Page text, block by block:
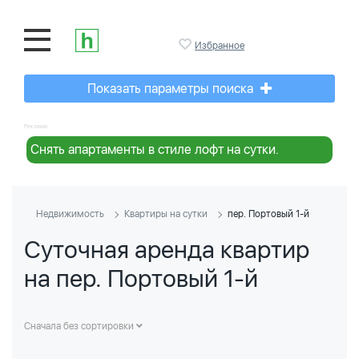
Избранное
Показать параметры поиска
Реклама:
Снять апартаменты в стиле лофт на сутки.
Недвижимость Квартиры на сутки пер. Портовый 1-й
Суточная аренда квартир
на пер. Портовый 1-й
Сначала без сортировки